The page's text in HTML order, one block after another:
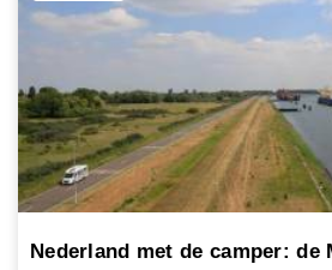
Nederland met de camper: de